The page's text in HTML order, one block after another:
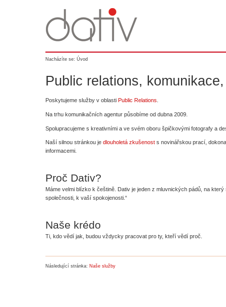
Nacházíte se: Úvod
Public relations,
Poskytujeme služby v oblasti Public Relations
Na trhu komunikačních agentur působíme od dubna 2009.
Spolupracujeme s kreativními a ve svém oboru špičkovými fotografy a
Naší silnou stránkou je dlouholetá zkušenost s novinářskou prací,
informacemi.
Proč Dativ?
Máme velmi blízko k češtině. Dativ je jeden z mluvnických pádů, na
společnosti, k vaší spokojenosti.“
Naše krédo
Ti, kdo vědí jak, budou vždycky pracovat pro ty, kteří vědí proč.
Následující stránka: Naše služby